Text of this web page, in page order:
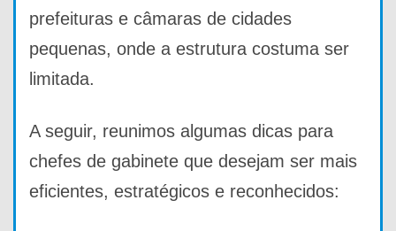
prefeituras e câmaras de cidades
pequenas, onde a estrutura costuma ser
limitada.
A seguir, reunimos algumas dicas para
chefes de gabinete que desejam ser mais
eficientes, estratégicos e reconhecidos: